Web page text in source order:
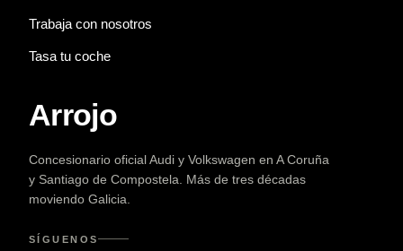
Trabaja con nosotros
Tasa tu coche
Arrojo
Concesionario oficial Audi y Volkswagen en A Coruña
y Santiago de Compostela. Más de tres décadas
moviendo Galicia.
SÍGUENOS